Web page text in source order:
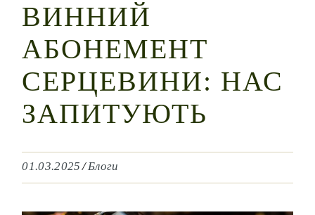
ВИННИЙ
АБОНЕМЕНТ
СЕРЦЕВИНИ: НАС
ЗАПИТУЮТЬ
01.03.2025 Блоги